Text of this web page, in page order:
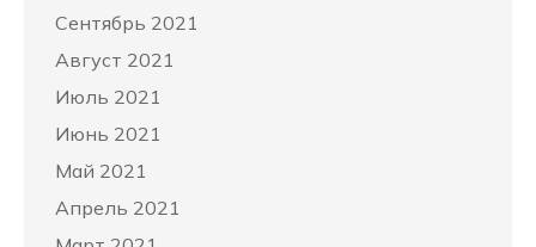
Сентябрь 2021
Август 2021
Июль 2021
Июнь 2021
Май 2021
Апрель 2021